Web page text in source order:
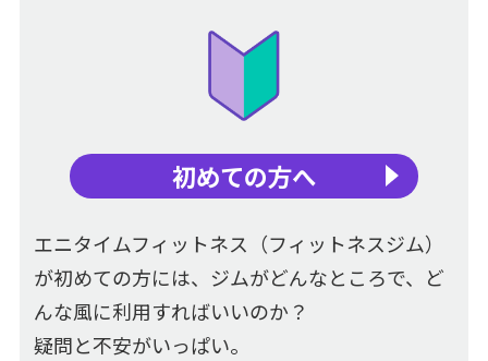
初めての方へ
エニタイムフィットネス（フィットネスジム）
が初めての方には、ジムがどんなところで、ど
んな風に利用すればいいのか？
疑問と不安がいっぱい。